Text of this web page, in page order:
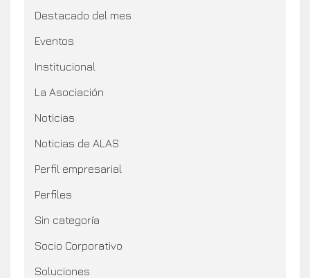
Destacado del mes
Eventos
Institucional
La Asociación
Noticias
Noticias de ALAS
Perfil empresarial
Perfiles
Sin categoría
Socio Corporativo
Soluciones